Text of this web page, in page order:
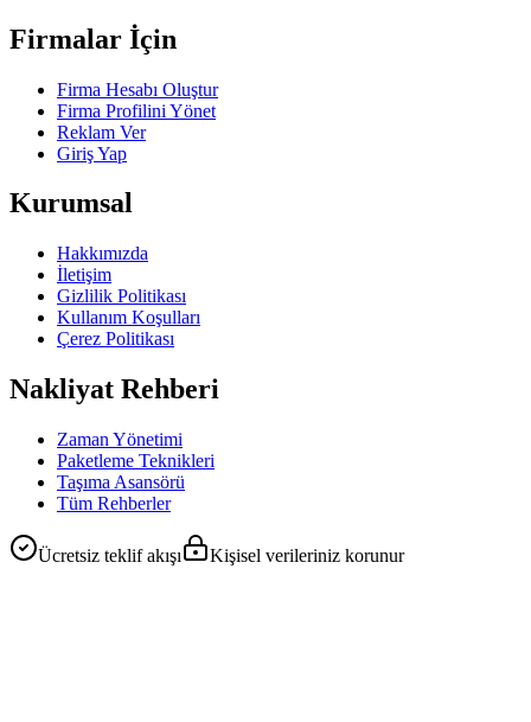
Firmalar İçin
Firma Hesabı Oluştur
Firma Profilini Yönet
Reklam Ver
Giriş Yap
Kurumsal
Hakkımızda
İletişim
Gizlilik Politikası
Kullanım Koşulları
Çerez Politikası
Nakliyat Rehberi
Zaman Yönetimi
Paketleme Teknikleri
Taşıma Asansörü
Tüm Rehberler
Ücretsiz teklif akışı Kişisel verileriniz korunur